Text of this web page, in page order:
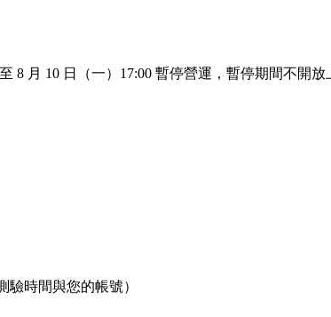
8 月 10 日（一）17:00 暫停營運，暫停期間不開
時間與您的帳號）